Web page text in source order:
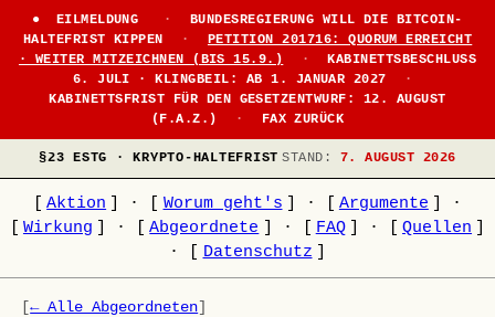
EILMELDUNG ·
BUNDESREGIERUNG WILL DIE BITCOIN-
HALTEFRIST KIPPEN
·
PETITION 201716: QUORUM ERREICHT
· WEITER MITZEICHNEN (BIS 15.9.)
·
KABINETTSBESCHLUSS
6. JULI · KLINGBEIL: AB 1. JANUAR 2027
·
KABINETTSFRIST FÜR DEN GESETZENTWURF: 12. AUGUST
(F.A.Z.)
· FAX ZURÜCK
§23 ESTG · KRYPTO-HALTEFRIST STAND: 7. AUGUST 2026
Aktion · Worum geht's · Argumente
·
Wirkung · Abgeordnete · FAQ · Quellen
·
Datenschutz
[← Alle Abgeordneten]